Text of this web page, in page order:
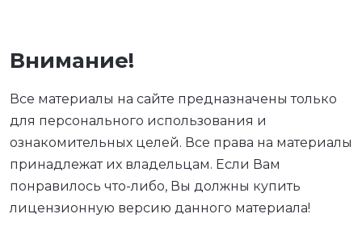
Внимание!
Все материалы на сайте предназначены только
для персонального использования и
ознакомительных целей. Все права на материалы
принадлежат их владельцам. Если Вам
понравилось что-либо, Вы должны купить
лицензионную версию данного материала!